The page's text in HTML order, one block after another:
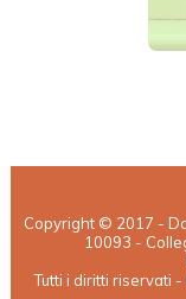
Copyright © 2017 -
10093 -
Tutti i diritti riservati -